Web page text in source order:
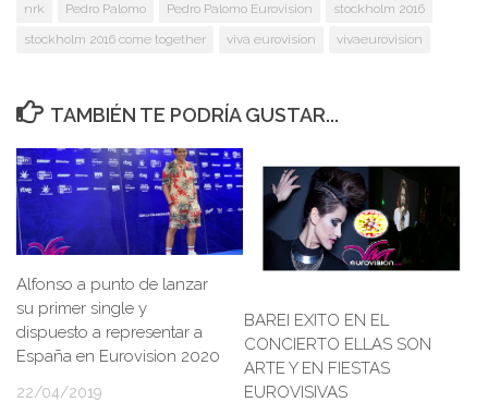
nrk
Pedro Palomo Pedro Palomo Eurovision
stockholm 2016
stockholm 2016 come together
viva eurovision vivaeurovision
TAMBIÉN TE PODRÍA GUSTAR...
Alfonso a punto de lanzar
su primer single y
dispuesto a representar a
España en Eurovision 2020
22/04/2019
BAREI EXITO EN EL
CONCIERTO ELLAS SON
ARTE Y EN FIESTAS
EUROVISIVAS